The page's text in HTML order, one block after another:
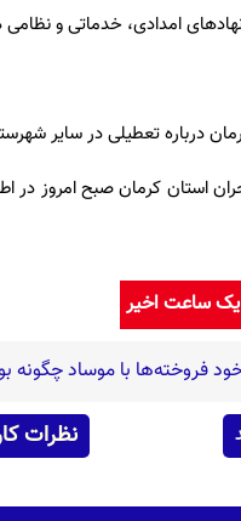
امدادی، خدماتی و
درباره تعطیلی در سایر
استان کرمان صبح امروز در
یک ساعت اخیر
فروخته‌ها با موساد چگونه
نظرات